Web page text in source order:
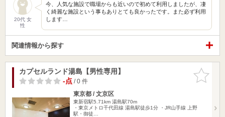
20代 女
性
今、人気な施設で職場からも近いので初めて利用しましたが、凄
く綺麗な施設という事もありとても良かったです。また必ず利用
します…
関連情報から探す
お気に入
りに追加
カプセルランド湯島【男性専用】
-点/ 0 件
東京都 / 文京区
東新宿駅5.71km 湯島駅70m
・東京メトロ千代田線 湯島駅徒歩1分 ・JR山手線 上野
駅・御徒…